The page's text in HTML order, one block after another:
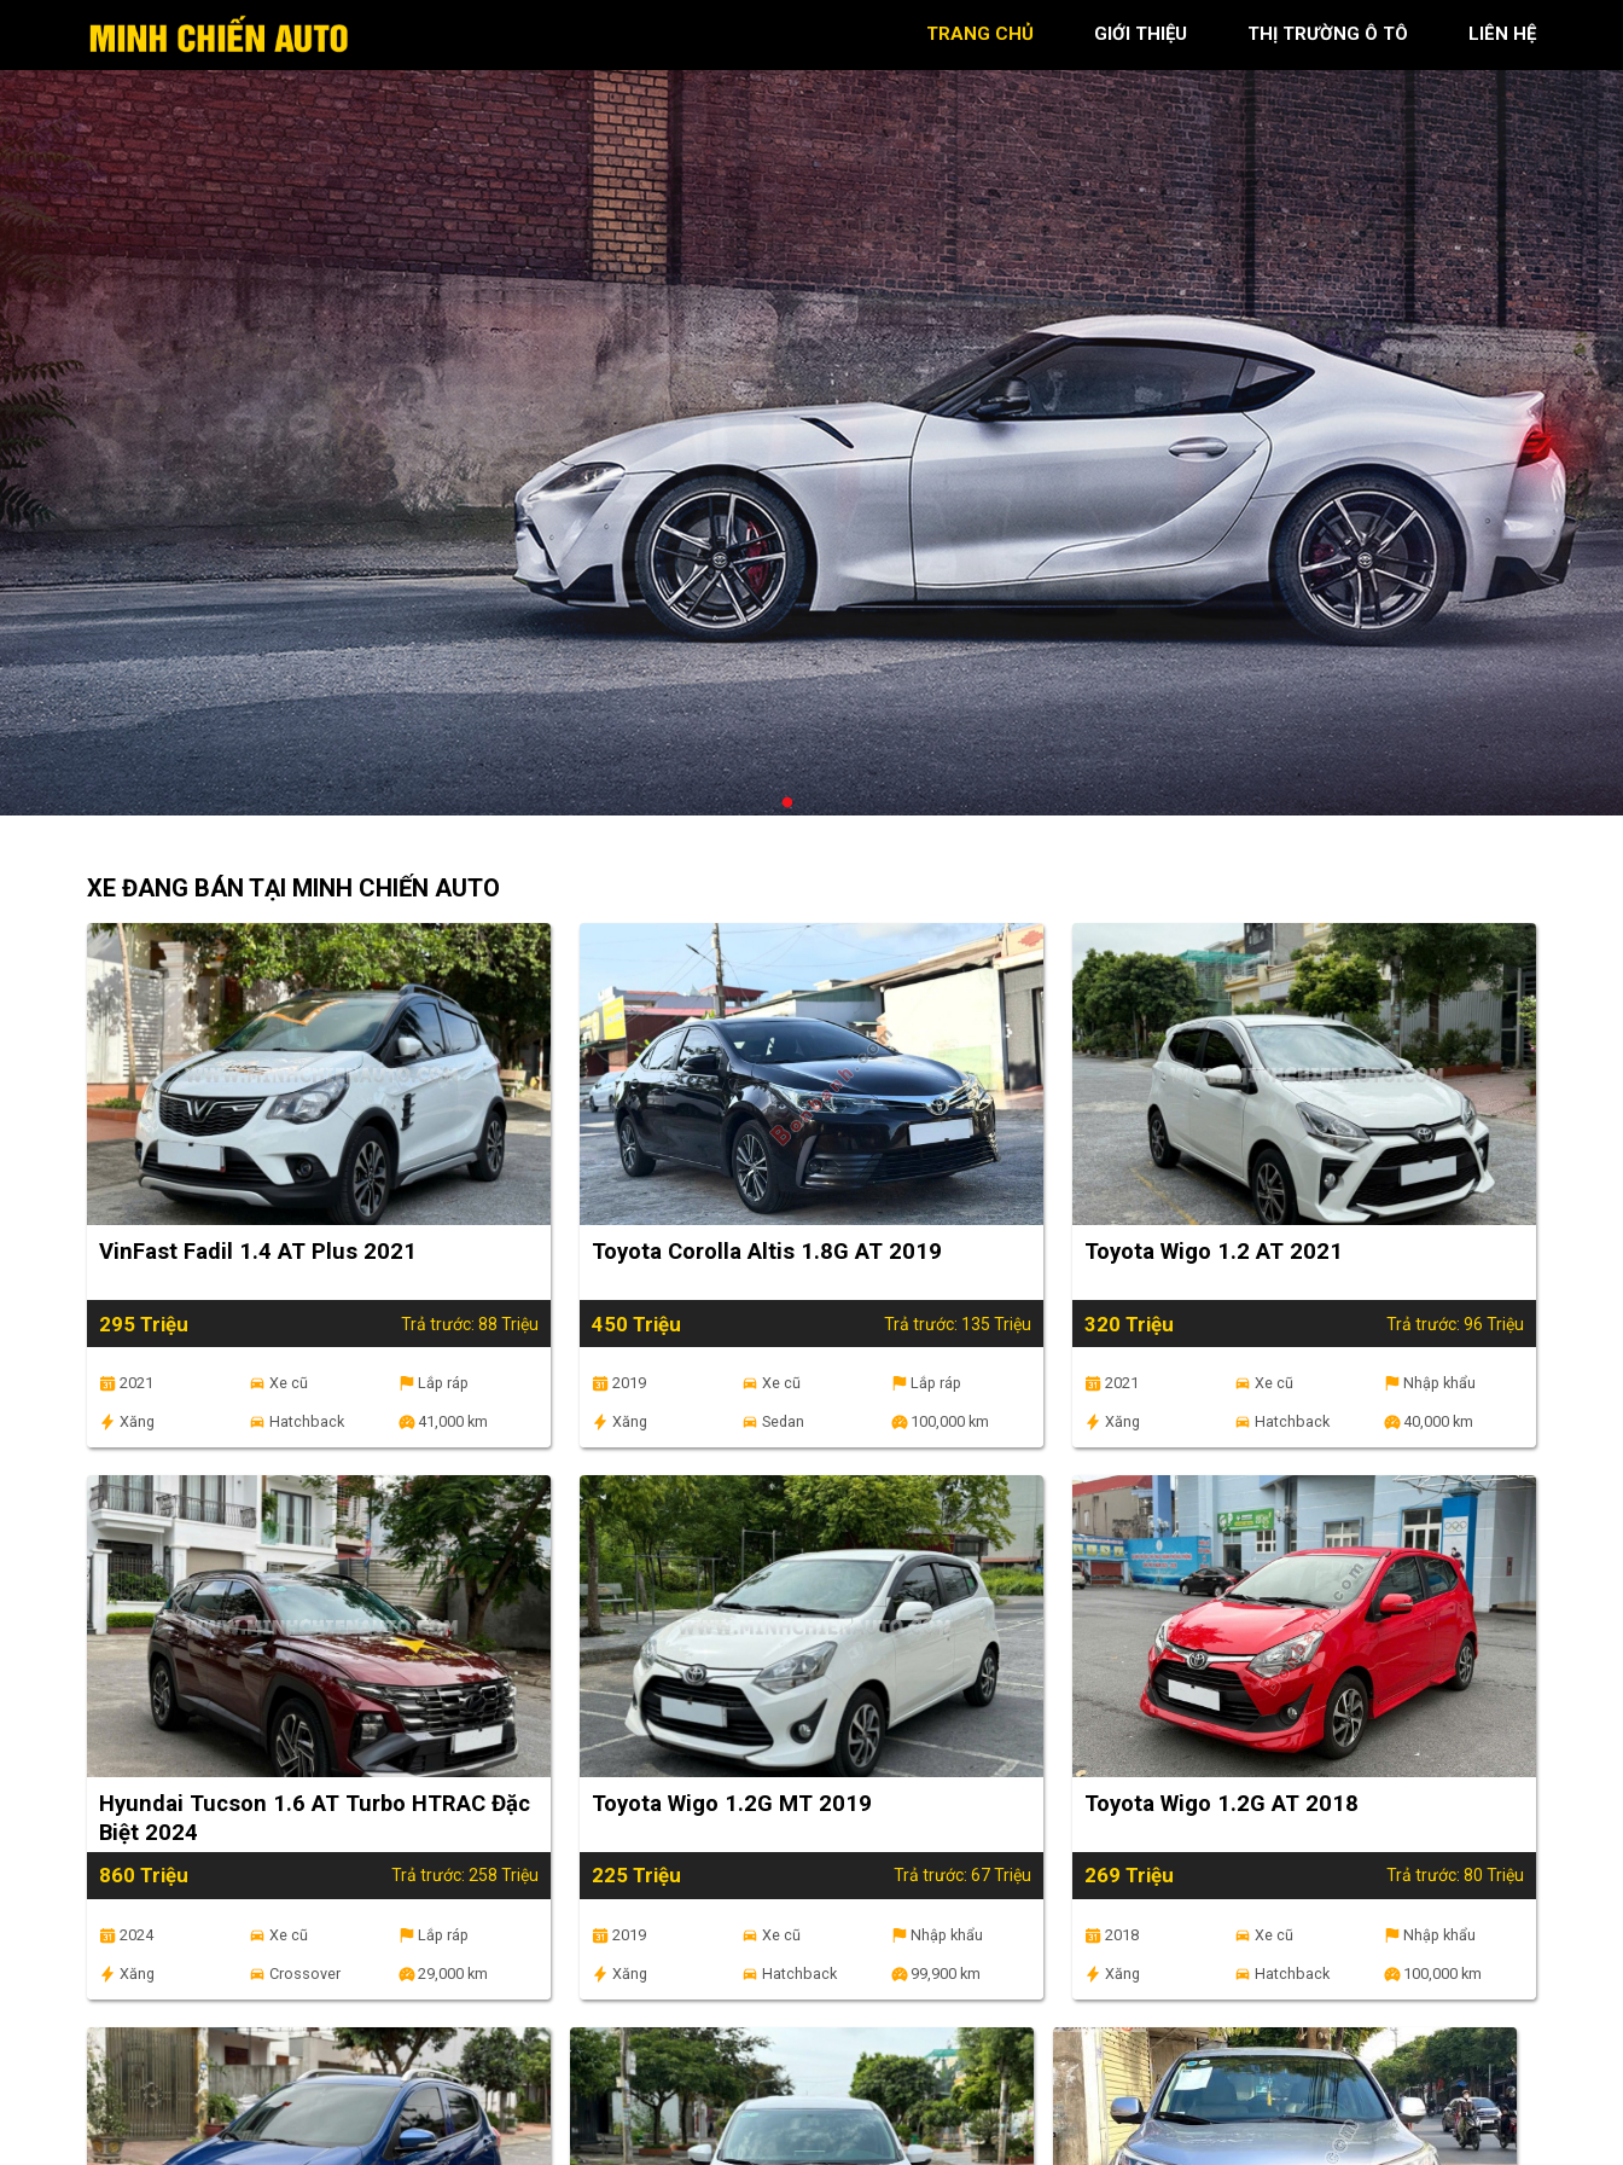
TRANG CHỦ GIỚI THIỆU THỊ TRƯỜNG Ô TÔ LIÊN HỆ
XE ĐANG BÁN TẠI MINH CHIẾN AUTO
VinFast Fadil 1.4 AT Plus 2021
295 Triệu Trả trước: 88 Triệu
2021 Xe cũ Lắp ráp
Xăng Hatchback 41,000 km
Toyota Corolla Altis 1.8G AT 2019
450 Triệu Trả trước: 135 Triệu
2019 Xe cũ Lắp ráp
Xăng Sedan 100,000 km
Toyota Wigo 1.2 AT 2021
320 Triệu Trả trước: 96 Triệu
2021 Xe cũ Nhập khẩu
Xăng Hatchback 40,000 km
Hyundai Tucson 1.6 AT Turbo HTRAC Đặc
Biệt 2024
860 Triệu Trả trước: 258 Triệu
2024 Xe cũ Lắp ráp
Xăng Crossover 29,000 km
Toyota Wigo 1.2G MT 2019
225 Triệu Trả trước: 67 Triệu
2019 Xe cũ Nhập khẩu
Xăng Hatchback 99,900 km
Toyota Wigo 1.2G AT 2018
269 Triệu Trả trước: 80 Triệu
2018 Xe cũ Nhập khẩu
Xăng Hatchback 100,000 km